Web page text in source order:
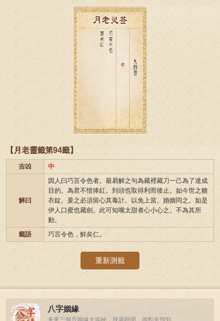
【月老靈籤第94籤】
吉凶 中
解曰
因人曰巧言令色者。最易解之句為藏裡藏刀一己為了達成
目的。為君不惜捧紅。到頭也取得利而後止。如今世之糖
衣錠。爰之必須留心其毒計。以免上當。婚姻同之。如是
伊人口蜜也藏劍。此可知嘴太甜者心小心之。不為其所
動。
籤語
巧言令色，鮮矣仁。
重新測籤
八字姻緣
未來三個月姻緣大揭秘，脫單時間、地點全預知